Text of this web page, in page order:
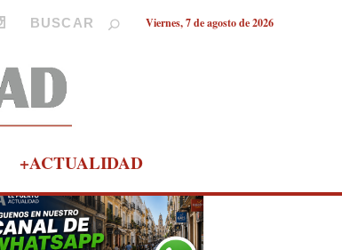
Viernes, 7 de agosto de 2026
+ACTUALIDAD
PUBLICIDAD